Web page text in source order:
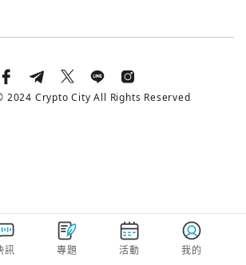
示您已同意 服務條款與隱私政策
訊 專題 活動 我的
2024 Crypto City All Rights Reserved